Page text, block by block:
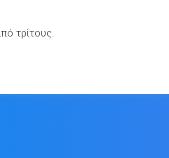
Επικοινωνία
τρίτους.